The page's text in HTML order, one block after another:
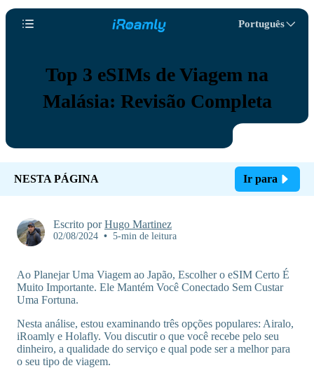
Português
Top 3 eSIMs de Viagem na
Malásia: Revisão Completa
NESTA PÁGINA Ir para
Escrito porHugo Martinez
02/08/2024 • 5-min de leitura
Ao Planejar Uma Viagem ao Japão, Escolher o eSIM Certo É
Muito Importante. Ele Mantém Você Conectado Sem Custar
Uma Fortuna.
Nesta análise, estou examinando três opções populares: Airalo,
iRoamly e Holafly. Vou discutir o que você recebe pelo seu
dinheiro, a qualidade do serviço e qual pode ser a melhor para
o seu tipo de viagem.